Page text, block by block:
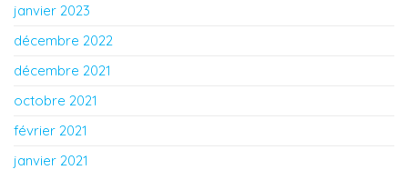
janvier 2023
décembre 2022
décembre 2021
octobre 2021
février 2021
janvier 2021